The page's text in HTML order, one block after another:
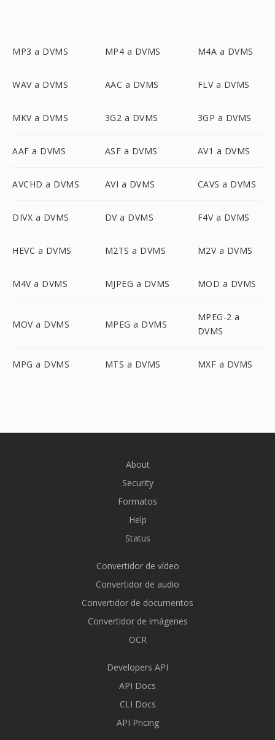
MP3 a DVMS MP4 a DVMS M4A a DVMS
WAV a DVMS AAC a DVMS FLV a DVMS
MKV a DVMS 3G2 a DVMS 3GP a DVMS
AAF a DVMS ASF a DVMS AV1 a DVMS
AVCHD a DVMS AVI a DVMS CAVS a DVMS
DIVX a DVMS DV a DVMS F4V a DVMS
HEVC a DVMS M2TS a DVMS M2V a DVMS
M4V a DVMS MJPEG a DVMS MOD a DVMS
MOV a DVMS MPEG a DVMS
MPEG-2 a
DVMS
MPG a DVMS MTS a DVMS MXF a DVMS
About
Security
Formatos
Help
Status
Convertidor de vídeo
Convertidor de audio
Convertidor de documentos
Convertidor de imágenes
OCR
Developers API
API Docs
CLI Docs
API Pricing